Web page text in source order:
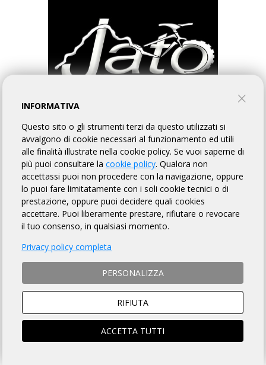
JATO MOUNTAIN BIKERS
PROFILO EVENTI
MOSTRA EVENTI CONCLUSI
EVENTI IN CORSO
20 SETTEMBRE
1° Rando Jato Sicily 200 km bdc
San Cipirello (PA)
Partenza: 07:00
INFORMATIVA
Questo sito o gli strumenti terzi da questo utilizzati si
avvalgono di cookie necessari al funzionamento ed utili
alle finalità illustrate nella cookie policy. Se vuoi saperne di
più puoi consultare lacookie policy. Qualora non
accettassi puoi non procedere con la navigazione, oppure
lo puoi fare limitatamente con i soli cookie tecnici o di
prestazione, oppure puoi decidere quali cookies
accettare. Puoi liberamente prestare, rifiutare o revocare
il tuo consenso, in qualsiasi momento.
Privacy policy completa
PERSONALIZZA
RIFIUTA
ACCETTA TUTTI